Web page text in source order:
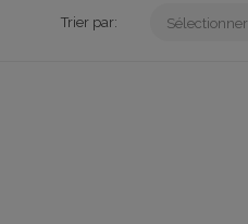
Trier par: Sélectionner